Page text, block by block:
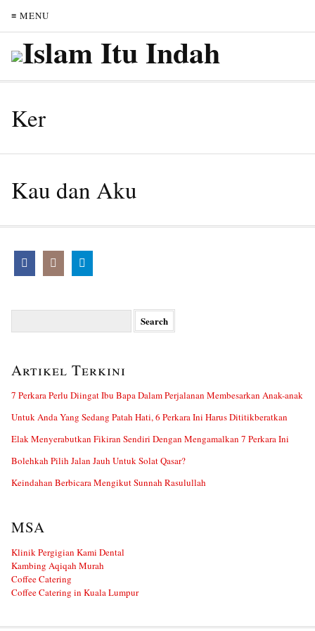
≡ MENU
Ker
Kau dan Aku
Artikel Terkini
7 Perkara Perlu Diingat Ibu Bapa Dalam Perjalanan Membesarkan Anak-anak
Untuk Anda Yang Sedang Patah Hati, 6 Perkara Ini Harus Dititikberatkan
Elak Menyerabutkan Fikiran Sendiri Dengan Mengamalkan 7 Perkara Ini
Bolehkah Pilih Jalan Jauh Untuk Solat Qasar?
Keindahan Berbicara Mengikut Sunnah Rasulullah
MSA
Klinik Pergigian Kami Dental
Kambing Aqiqah Murah
Coffee Catering
Coffee Catering in Kuala Lumpur